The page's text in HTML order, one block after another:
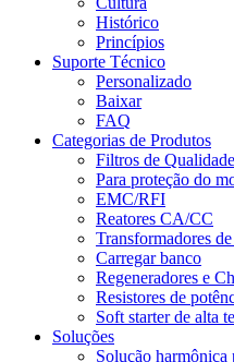
Histórico
Princípios
Suporte Técnico
Personalizado
Baixar
FAQ
Categorias de Produtos
Filtros de
Para proteção do
EMC/RFI
Reatores CA/CC
Transformadores
Carregar banco
Regeneradores e
Resistores de
Soft starter de alta
Soluções
Solução harmônica